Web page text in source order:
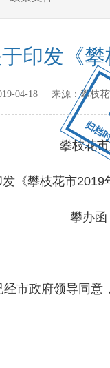
归
印发《
04-18来源：攀枝
攀枝花市
发《攀枝花市
攀办函
政府领导同意，